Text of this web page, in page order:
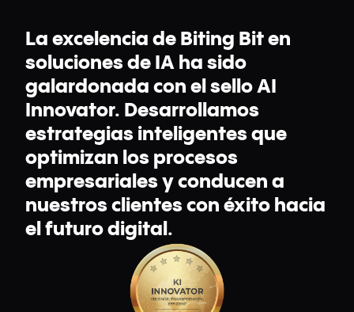
La excelencia de Biting Bit en
soluciones de IA ha sido
galardonada con el sello AI
Innovator. Desarrollamos
estrategias inteligentes que
optimizan los procesos
empresariales y conducen a
nuestros clientes con éxito hacia
el futuro digital.